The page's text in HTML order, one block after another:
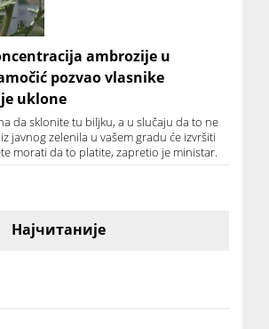
ambrozije u
pozvao vlasnike
uklone
da sklonite tu biljku, a u slučaju da to ne
javnog zelenila u vašem gradu će izvršiti
morati da to platite, zapretio je ministar.
Најчитаније